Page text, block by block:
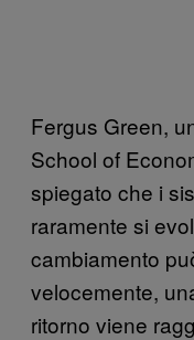
Fergus Green,
School of
spiegato che i
raramente si
cambiamento
velocemente,
ritorno viene